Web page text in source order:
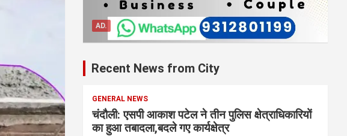
AD.
Recent News from City
GENERAL NEWS
चंदौली: एसपी आकाश पटेल ने तीन पुलिस क्षेत्राधिकारियों
का हुआ तबादला,बदले गए कार्यक्षेत्र